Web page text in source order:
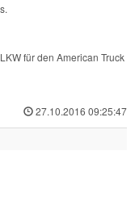
für den American Truck
27.10.2016 09:25:47